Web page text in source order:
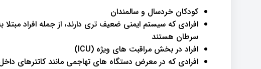
کودکان خردسال و سالمندان
سرطان هستند
افراد در بخش مراقبت های ویژه (ICU)
افرادی که در معرض دستگاه های تهاجمی مانند کاتترهای